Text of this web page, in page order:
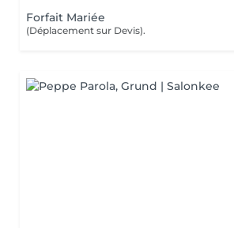
Forfait Mariée
(Déplacement sur Devis).